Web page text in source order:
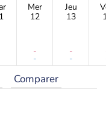
Mer
12
-
-
Jeu
13
-
-
Comparer